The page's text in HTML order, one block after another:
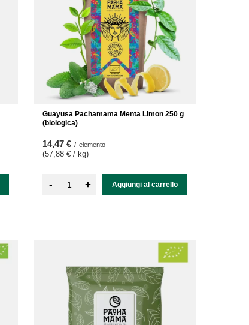
Guayusa Pachamama Menta Limon 250 g
(biologica)
14,47 € / elemento
(57,88 € / kg)
- + Aggiungi al carrello